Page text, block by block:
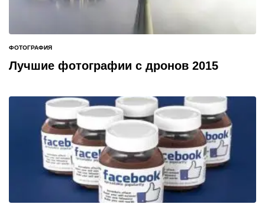
ОПУБЛИКОВАНО
В
ФОТОГРАФИЯ
Лучшие фотографии с дронов 2015